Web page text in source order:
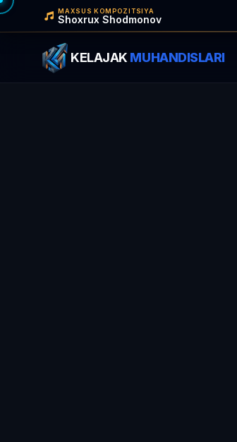
MAXSUS KOMPOZITSIYA
Shoxrux Shodmonov
KELAJAK MUHANDISLARI